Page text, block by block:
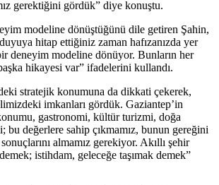
gerektiğini gördük” diye konuştu.
modeline dönüştüğünü dile getiren Şahin,
hitap ettiğiniz zaman hafızanızda yer
deneyim modeline dönüyor. Bunların her
hikayesi var” ifadelerini kullandı.
stratejik konumuna da dikkati çekerek,
imkanları gördük. Gaziantep’in
gastronomi, kültür turizmi, doğa
değerlere sahip çıkmamız, bunun gereğini
almamız gerekiyor. Akıllı şehir
istihdam, geleceğe taşımak demek”